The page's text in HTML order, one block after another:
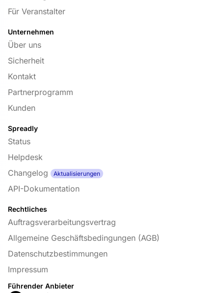
Für Veranstalter
Unternehmen
Über uns
Sicherheit
Kontakt
Partnerprogramm
Kunden
Spreadly
Status
Helpdesk
Changelog
Aktualisierungen
API-Dokumentation
Rechtliches
Auftragsverarbeitungsvertrag
Allgemeine Geschäftsbedingungen (AGB)
Datenschutzbestimmungen
Impressum
Führender Anbieter